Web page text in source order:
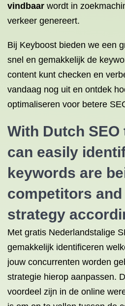
vindbaar wordt in
verkeer genereert.
Bij Keyboost bieden we een
snel en gemakkelijk de
content kunt checken en
vandaag nog uit en ontdek
optimaliseren voor betere
With Dutch
can easily
keywords are
competitors
strategy
Met gratis Nederlandstalige
gemakkelijk identificeren
jouw concurrenten worden
strategie hierop aanpassen.
voordeel zijn in de online